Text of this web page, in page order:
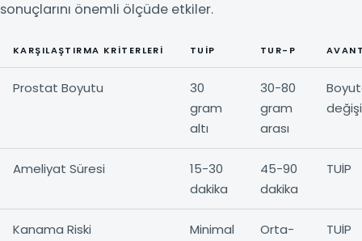
sonuçlarını önemli ölçüde etkiler.
KARŞILAŞTIRMA KRITERLERI TUİP TUR-P
Prostat Boyutu
30
gram
altı
30-80
gram
arası
Ameliyat Süresi
15-30
dakika
45-90
dakika
TUİP
Kanama Riski Minimal
Orta-
TUİP